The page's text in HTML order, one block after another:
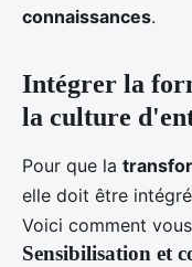
connaissances.
Intégrer la
la culture
Pour que la
elle doit être
Voici comment
Sensibilisation et